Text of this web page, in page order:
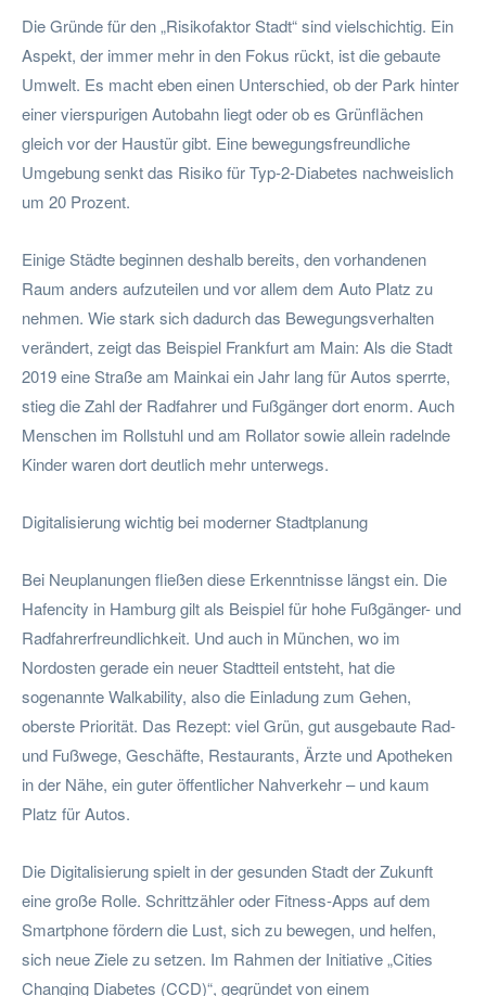
Die Gründe für den „Risikofaktor Stadt“ sind vielschichtig. Ein
Aspekt, der immer mehr in den Fokus rückt, ist die gebaute
Umwelt. Es macht eben einen Unterschied, ob der Park hinter
einer vierspurigen Autobahn liegt oder ob es Grünflächen
gleich vor der Haustür gibt. Eine bewegungsfreundliche
Umgebung senkt das Risiko für Typ-2-Diabetes nachweislich
um 20 Prozent.
Einige Städte beginnen deshalb bereits, den vorhandenen
Raum anders aufzuteilen und vor allem dem Auto Platz zu
nehmen. Wie stark sich dadurch das Bewegungsverhalten
verändert, zeigt das Beispiel Frankfurt am Main: Als die Stadt
2019 eine Straße am Mainkai ein Jahr lang für Autos sperrte,
stieg die Zahl der Radfahrer und Fußgänger dort enorm. Auch
Menschen im Rollstuhl und am Rollator sowie allein radelnde
Kinder waren dort deutlich mehr unterwegs.
Digitalisierung wichtig bei moderner Stadtplanung
Bei Neuplanungen fließen diese Erkenntnisse längst ein. Die
Hafencity in Hamburg gilt als Beispiel für hohe Fußgänger- und
Radfahrerfreundlichkeit. Und auch in München, wo im
Nordosten gerade ein neuer Stadtteil entsteht, hat die
sogenannte Walkability, also die Einladung zum Gehen,
oberste Priorität. Das Rezept: viel Grün, gut ausgebaute Rad-
und Fußwege, Geschäfte, Restaurants, Ärzte und Apotheken
in der Nähe, ein guter öffentlicher Nahverkehr – und kaum
Platz für Autos.
Die Digitalisierung spielt in der gesunden Stadt der Zukunft
eine große Rolle. Schrittzähler oder Fitness-Apps auf dem
Smartphone fördern die Lust, sich zu bewegen, und helfen,
sich neue Ziele zu setzen. Im Rahmen der Initiative „Cities
Changing Diabetes (CCD)“, gegründet von einem